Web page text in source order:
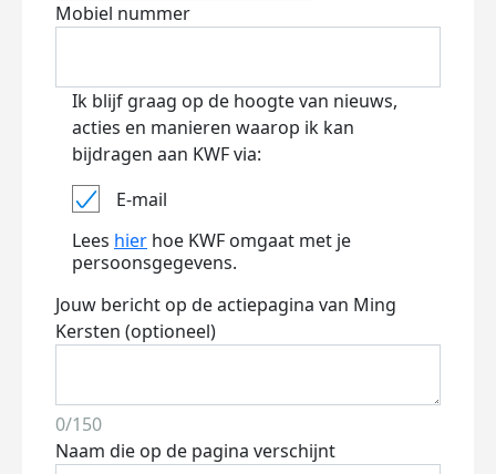
Mobiel nummer
Ik blijf graag op de hoogte van nieuws,
acties en manieren waarop ik kan
bijdragen aan KWF via:
E-mail
Lees hier hoe KWF omgaat met je
persoonsgegevens.
Jouw bericht op de actiepagina van Ming
Kersten (optioneel)
0/150
Naam die op de pagina verschijnt